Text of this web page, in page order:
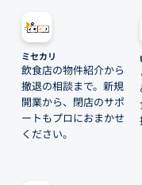
ミセカリ
飲食店の物件紹介から
撤退の相談まで。新規
開業から、閉店のサポ
ートもプロにおまかせ
ください。